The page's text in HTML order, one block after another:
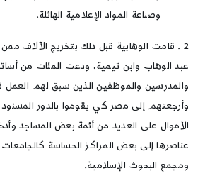
وصناعة المواد الإعلامية الهائلة.
2 . قامت الوهابية قبل ذلك بتخريج الآلاف
عبد الوهاب وابن تيمية، ودعت المئات من
والمدرسين والموظفين الذين سبق لهم العمل
وأرجعتهم إلى مصر كي يقوموا بالدور
الأموال على العديد من أئمة بعض المساجد
عناصرها إلى بعض المراكز الحساسة كالجامعات
ومجمع البحوث الإسلامية.